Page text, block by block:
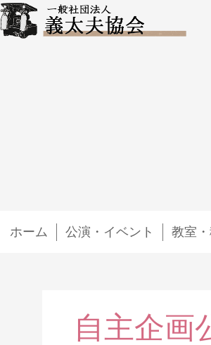
ホーム 公演・イベント 教室
自主企画